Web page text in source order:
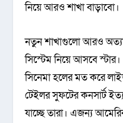
নিয়ে আরও শাখা বাড়াবো।
নতুন শাখাগুলো আরও
সিস্টেম নিয়ে আসবে
সিনেমা হলের মত করে
টেইলর সুফটের কনসার্ট
যাচ্ছে তারা। এজন্য